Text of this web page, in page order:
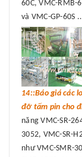
60C, VMC-RMB-
và VMC-GP-60S
14::Báo giá các
đỡ tấm pin cho
năng VMC-SR-
3052, VMC-SR-
như VMC-SMR-